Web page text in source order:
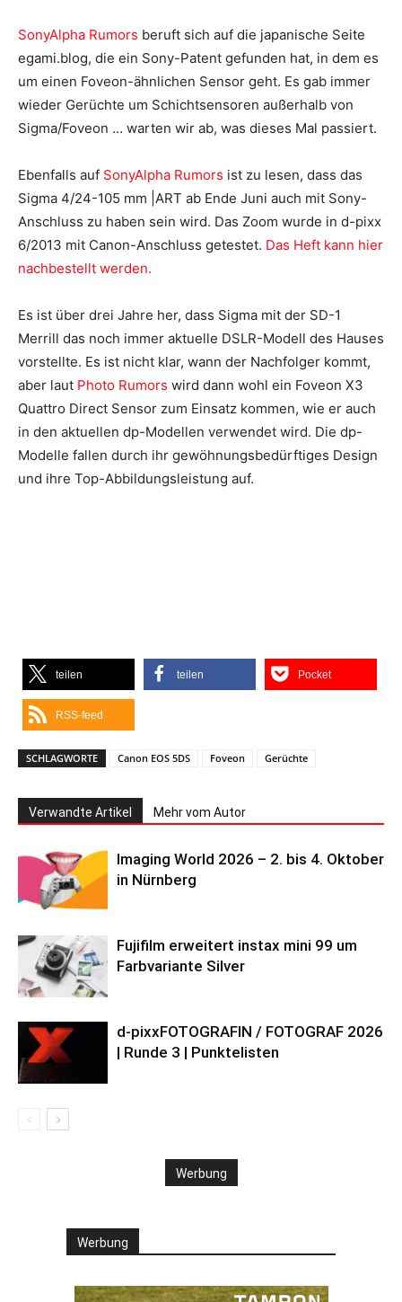
SonyAlpha Rumors beruft sich auf die japanische Seite
egami.blog, die ein Sony-Patent gefunden hat, in dem es
um einen Foveon-ähnlichen Sensor geht. Es gab immer
wieder Gerüchte um Schichtsensoren außerhalb von
Sigma/Foveon … warten wir ab, was dieses Mal passiert.
Ebenfalls auf SonyAlpha Rumors ist zu lesen, dass das
Sigma 4/24-105 mm |ART ab Ende Juni auch mit Sony-
Anschluss zu haben sein wird. Das Zoom wurde in d-pixx
6/2013 mit Canon-Anschluss getestet. Das Heft kann hier
nachbestellt werden.
Es ist über drei Jahre her, dass Sigma mit der SD-1
Merrill das noch immer aktuelle DSLR-Modell des Hauses
vorstellte. Es ist nicht klar, wann der Nachfolger kommt,
aber laut Photo Rumors wird dann wohl ein Foveon X3
Quattro Direct Sensor zum Einsatz kommen, wie er auch
in den aktuellen dp-Modellen verwendet wird. Die dp-
Modelle fallen durch ihr gewöhnungsbedürftiges Design
und ihre Top-Abbildungsleistung auf.
teilen teilen Pocket
RSS-feed
SCHLAGWORTE Canon EOS 5DS Foveon Gerüchte
Verwandte Artikel Mehr vom Autor
Imaging World 2026 – 2. bis 4. Oktober
in Nürnberg
Fujifilm erweitert instax mini 99 um
Farbvariante Silver
d-pixxFOTOGRAFIN / FOTOGRAF 2026
| Runde 3 | Punktelisten
Werbung
Werbung